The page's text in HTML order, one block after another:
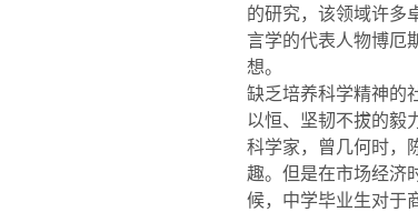
的研究，该领域许多
言学的代表人物博厄
想。
缺乏培养科学精神的
以恒、坚韧不拔的毅
科学家，曾几何时，
趣。但是在市场经济
候，中学毕业生对于